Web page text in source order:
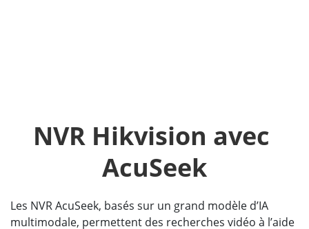
NVR Hikvision avec
AcuSeek
Les NVR AcuSeek, basés sur un grand modèle d’IA
multimodale, permettent des recherches vidéo à l’aide